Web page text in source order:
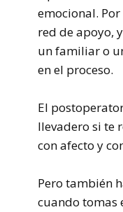
emocional. Por
red de apoyo,
un familiar o
en el proceso.
El
llevadero si te
con afecto y
Pero también
cuando tomas